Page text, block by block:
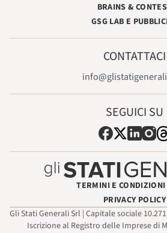
BRAINS &
GSG LAB E
CONTATTACI
SEGUICI SU
TERMINI E CONDIZIONI
PRIVACY POLICY
Gli Stati Generali Srl | Capitale sociale
Iscrizione al Registro delle Imprese di